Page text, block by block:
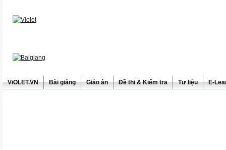
ViOLET.VN Bài giảng Giáo án Đề thi & Kiểm tra Tư liệu E-